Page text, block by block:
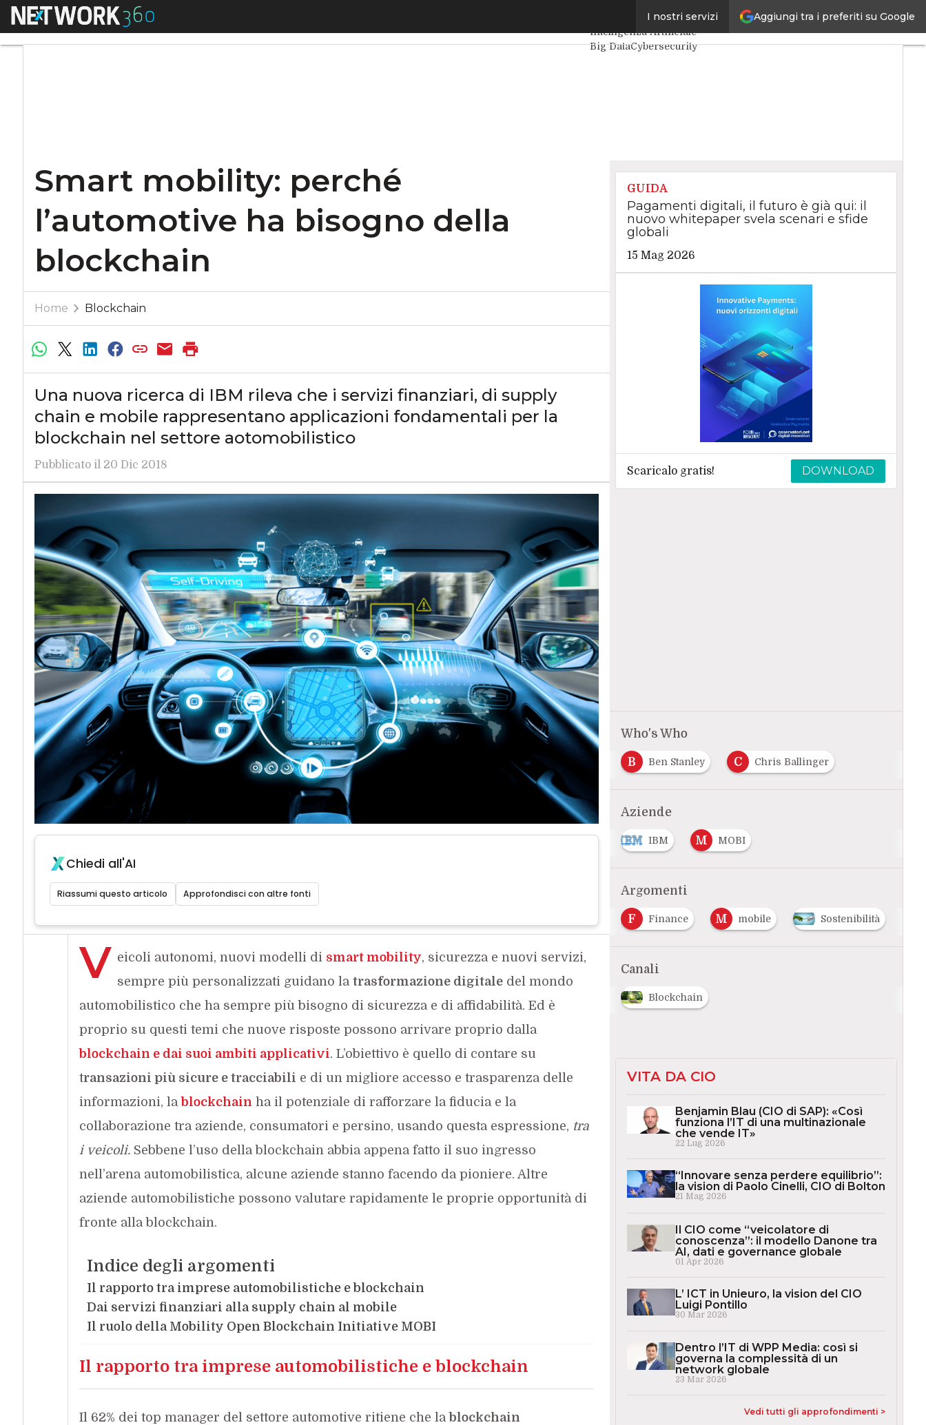
Aggiungi tra i preferiti su Google
I nostri servizi
Menu
Ultimi articoli
Intelligenza Artificiale
Big DataCybersecurity
Smart mobility: perché
l’automotive ha bisogno della
blockchain
Home Blockchain
Una nuova ricerca di IBM rileva che i servizi finanziari, di supply
chain e mobile rappresentano applicazioni fondamentali per la
blockchain nel settore aotomobilistico
Pubblicato il 20 Dic 2018
Chiedi all'AI
Riassumi questo articolo Approfondisci con altre fonti
V eicoli autonomi, nuovi modelli di smart mobility, sicurezza e nuovi servizi,
sempre più personalizzati guidano la trasformazione digitaledel mondo
automobilistico che ha sempre più bisogno di sicurezza e di affidabilità. Ed è
proprio su questi temi che nuove risposte possono arrivare proprio dalla
blockchain e dai suoi ambiti applicativi. L’obiettivo è quello di contare su
transazioni più sicure e tracciabili e di un migliore accesso e trasparenza delle
informazioni, lablockchain ha il potenziale di rafforzare la fiducia e la
collaborazione tra aziende, consumatori e persino, usando questa espressione, tra
i veicoli.Sebbene l’uso della blockchain abbia appena fatto il suo ingresso
nell’arena automobilistica, alcune aziende stanno facendo da pioniere. Altre
aziende automobilistiche possono valutare rapidamente le proprie opportunità di
fronte alla blockchain.
Indice degli argomenti
Il rapporto tra imprese automobilistiche e blockchain
Dai servizi finanziari alla supply chain al mobile
Il ruolo della Mobility Open Blockchain Initiative MOBI
Il rapporto tra imprese automobilistiche e blockchain
Il 62% dei top manager del settore automotive ritiene che lablockchain
GUIDA
Pagamenti digitali, il futuro è già qui: il
nuovo whitepaper svela scenari e sfide
globali
15 Mag 2026
Scaricalo gratis! DOWNLOAD
Who's Who
B Ben Stanley C Chris Ballinger
Aziende
IBM M MOBI
Argomenti
F Finance M mobile Sostenibilità
Canali
Blockchain
VITA DA CIO
Benjamin Blau (CIO di SAP): «Così
funziona l’IT di una multinazionale
che vende IT»
22 Lug 2026
“Innovare senza perdere equilibrio”:
la vision di Paolo Cinelli, CIO di Bolton
21 Mag 2026
Il CIO come “veicolatore di
conoscenza”: il modello Danone tra
AI, dati e governance globale
01 Apr 2026
L’ ICT in Unieuro, la vision del CIO
Luigi Pontillo
30 Mar 2026
Dentro l’IT di WPP Media: così si
governa la complessità di un
network globale
23 Mar 2026
Vedi tutti gli approfondimenti >